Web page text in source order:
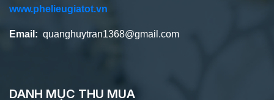
www.phelieugiatot.vn
Email: quanghuytran1368@gmail.com
DANH MỤC THU MUA